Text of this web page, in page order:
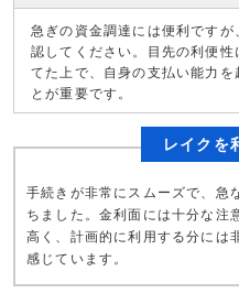
急ぎの資金調達には便利です
認してください。目先の利便
てた上で、自身の支払い能力
とが重要です。
レイクを
手続きが非常にスムーズで、急
ちました。金利面には十分な注
高く、計画的に利用する分には
感じています。